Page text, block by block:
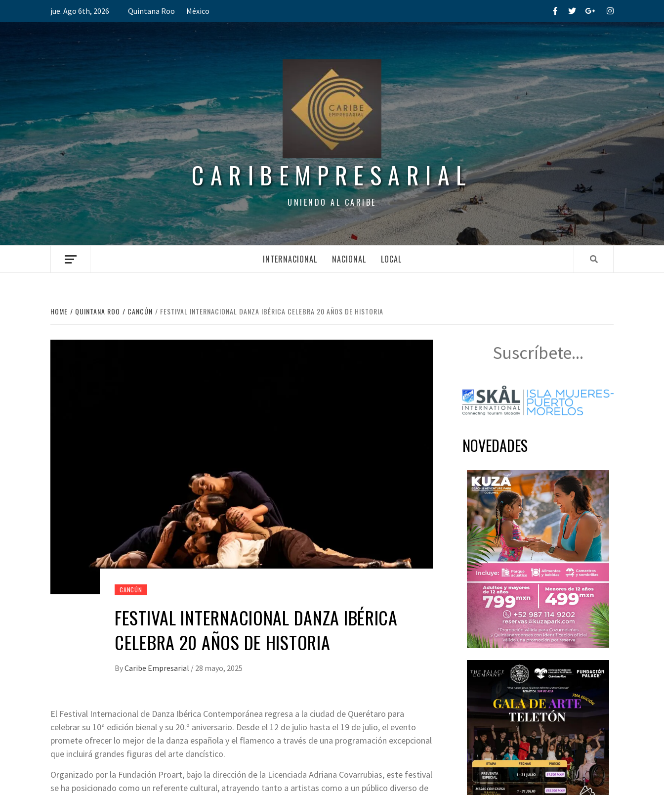
jue. Ago 6th, 2026 Quintana Roo México FacebookTwitterGoogle+Instagram
CARIBEMPRESARIAL
UNIENDO AL CARIBE
INTERNACIONAL NACIONAL LOCAL
HOME QUINTANA ROO CANCÚN FESTIVAL INTERNACIONAL DANZA IBÉRICA CELEBRA 20 AÑOS DE HISTORIA
CANCÚN
FESTIVAL INTERNACIONAL DANZA IBÉRICA
CELEBRA 20 AÑOS DE HISTORIA
ByCaribe Empresarial / 28 mayo, 2025
El Festival Internacional de Danza Ibérica Contemporánea regresa a la ciudad de Querétaro para
celebrar su 10ª edición bienal y su 20.º aniversario. Desde el 12 de julio hasta el 19 de julio, el evento
promete ofrecer lo mejor de la danza española y el flamenco a través de una programación excepcional
que incluirá grandes figuras del arte dancístico.
Organizado por la Fundación Proart, bajo la dirección de la Licenciada Adriana Covarrubias, este festival
se ha posicionado como un referente cultural, atrayendo tanto a artistas como a un público diverso de
Suscríbete...
NOVEDADES